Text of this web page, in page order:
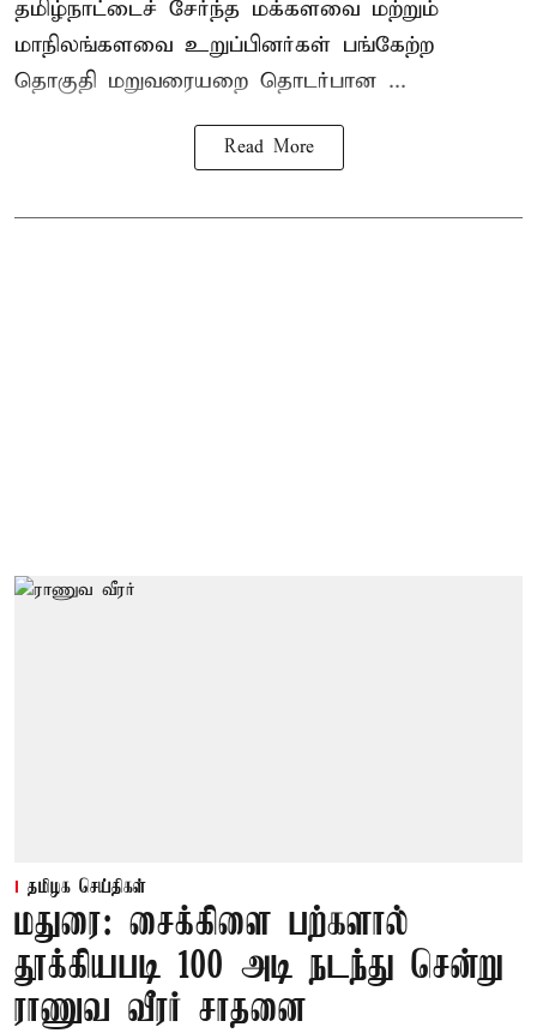
தமிழ்நாட்டைச் சேர்ந்த மக்களவை மற்றும்
மாநிலங்களவை உறுப்பினர்கள் பங்கேற்ற
தொகுதி மறுவரையறை தொடர்பான ...
Read More
தமிழக செய்திகள்
மதுரை: சைக்கிளை பற்களால்
தூக்கியபடி 100 அடி நடந்து சென்று
ராணுவ வீரர் சாதனை